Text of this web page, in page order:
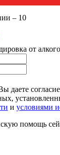
– 10
от
даете
и условиями
помощь